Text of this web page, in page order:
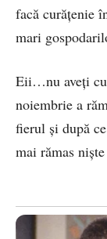
facă curățenie
mari
Eii…nu aveți
noiembrie a
fierul și după
mai rămas